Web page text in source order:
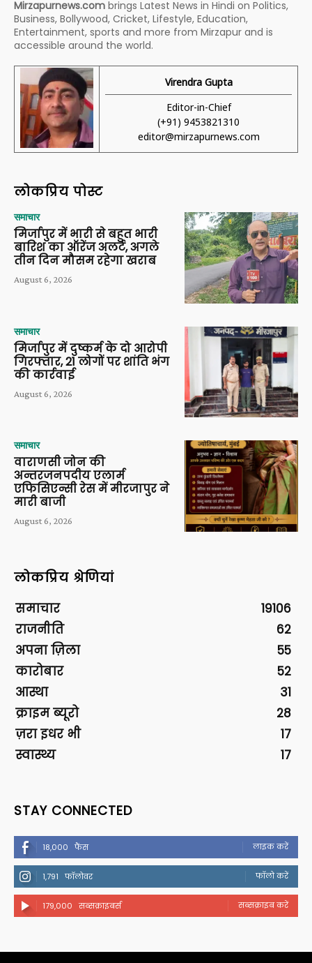
Mirzapurnews.com brings Latest News in Hindi on Politics,
Business, Bollywood, Cricket, Lifestyle, Education,
Entertainment, sports and more from Mirzapur and is
accessible around the world.
Virendra Gupta
Editor-in-Chief
(+91) 9453821310
editor@mirzapurnews.com
लोकप्रिय पोस्ट
समाचार
मिर्जापुर में भारी से बहुत भारी
बारिश का ऑरेंज अलर्ट, अगले
तीन दिन मौसम रहेगा खराब
August 6, 2026
समाचार
मिर्जापुर में दुष्कर्म के दो आरोपी
गिरफ्तार, 21 लोगों पर शांति भंग
की कार्रवाई
August 6, 2026
समाचार
वाराणसी जोन की
अन्तरजनपदीय एलार्म
एफिसिएन्सी रेस में मीरजापुर ने
मारी बाजी
August 6, 2026
लोकप्रिय श्रेणियां
समाचार
19106
राजनीति
62
अपना ज़िला
55
कारोबार
52
आस्था
31
क्राइम ब्यूरो
28
ज़रा इधर भी
17
स्वास्थ्य
17
STAY CONNECTED
18,000 फैंस लाइक करें
1,791 फॉलोवर फॉलो करें
179,000 सब्सक्राइबर्स सब्सक्राइब करें